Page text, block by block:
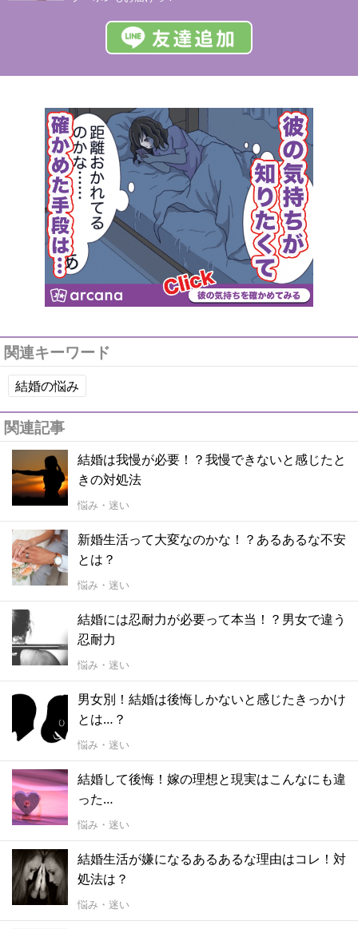
関連キーワード
結婚の悩み
関連記事
結婚は我慢が必要！？我慢できないと感じたと
きの対処法
悩み・迷い
新婚生活って大変なのかな！？あるあるな不安
とは？
悩み・迷い
結婚には忍耐力が必要って本当！？男女で違う
忍耐力
悩み・迷い
男女別！結婚は後悔しかないと感じたきっかけ
とは…？
悩み・迷い
結婚して後悔！嫁の理想と現実はこんなにも違
った…
悩み・迷い
結婚生活が嫌になるあるあるな理由はコレ！対
処法は？
悩み・迷い